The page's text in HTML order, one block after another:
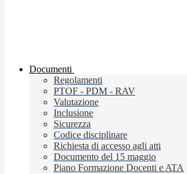
Documenti
Regolamenti
PTOF - PDM - RAV
Valutazione
Inclusione
Sicurezza
Codice disciplinare
Richiesta di accesso agli atti
Documento del 15 maggio
Piano Formazione Docenti e ATA